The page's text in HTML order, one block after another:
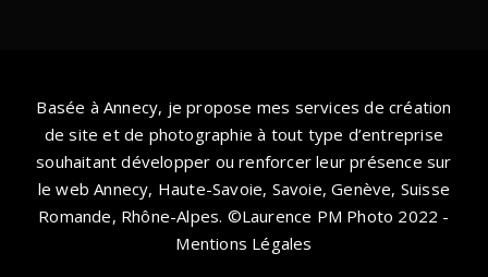
mise en place de notre premier
Rdv. Spécialiste des photos dans le
domaine de l’Immobilier je la
recommande à 100%
Basée à Annecy, je propose mes services de création
de site et de photographie à tout type d’entreprise
souhaitant développer ou renforcer leur présence sur
le web Annecy, Haute-Savoie, Savoie, Genève, Suisse
Romande, Rhône-Alpes. ©Laurence PM Photo 2022 -
Mentions Légales